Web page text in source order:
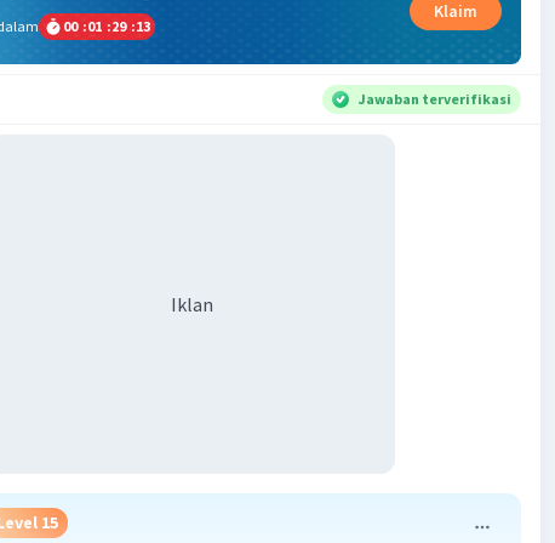
00 :01 :29 :13
Klaim
Jawaban terverifikasi
Iklan
15